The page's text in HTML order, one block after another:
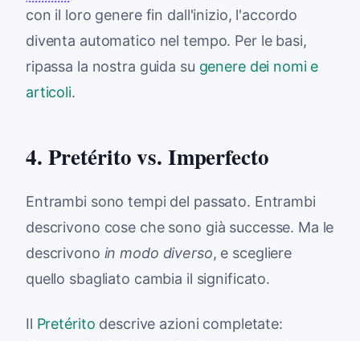
con il loro genere fin dall'inizio, l'accordo
diventa automatico nel tempo. Per le basi,
ripassa la nostra guida su genere dei nomi e
articoli.
4. Pretérito vs. Imperfecto
Entrambi sono tempi del passato. Entrambi
descrivono cose che sono già successe. Ma le
descrivono in modo diverso, e scegliere
quello sbagliato cambia il significato.
Il Pretérito descrive azioni completate: